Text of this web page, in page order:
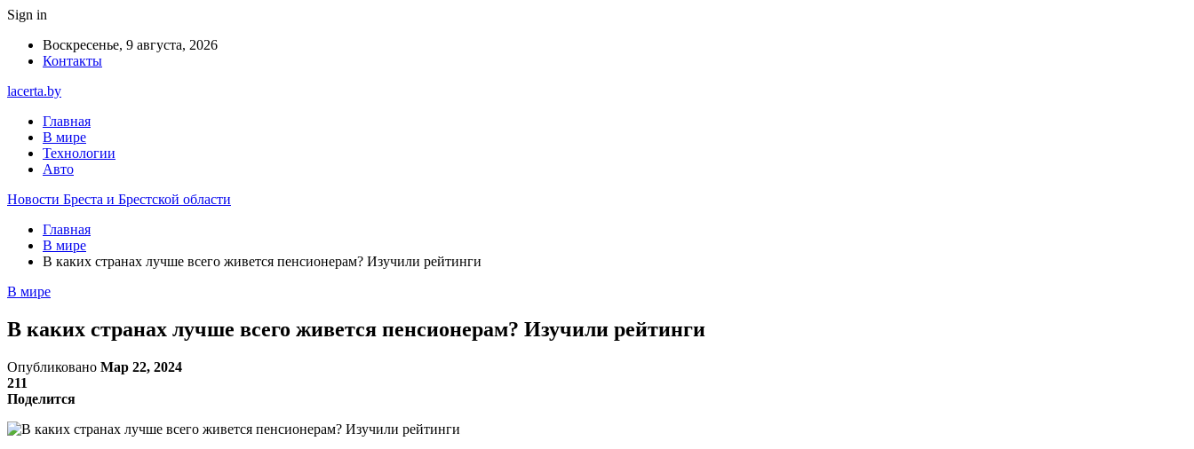
Sign in
Воскресенье, 9 августа, 2026
Контакты
lacerta.by
Главная
В мире
Технологии
Авто
Новости Бреста и Брестской области
Главная
В мире
В каких странах лучше всего живется пенсионерам? Изучили рейтинги
В мире
В каких странах лучше всего живется пенсионерам? Изучили рейтинги
Опубликовано Мар 22, 2024
211
Поделится